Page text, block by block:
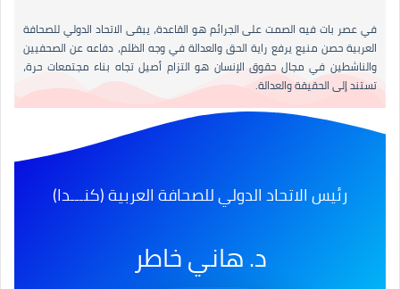
في عصر بات فيه الصمت على الجرائم هو القاعدة، يبقى الاتحاد الدولي للصحافة
العربية حصن منيع يرفع راية الحق والعدالة في وجه الظلم، دفاعه عن الصحفيين
والناشطين في مجال حقوق الإنسان هو التزام أصيل تجاه بناء مجتمعات حرة،
تستند إلى الحقيقة والعدالة.
رئيس الاتحاد الدولي للصحافة العربية (كنـــدا)
د. هاني خاطر